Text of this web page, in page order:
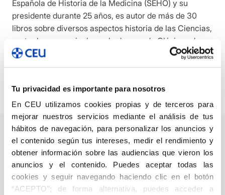
Tu privacidad es importante para nosotros
En CEU utilizamos cookies propias y de terceros para
mejorar nuestros servicios mediante el análisis de tus
hábitos de navegación, para personalizar los anuncios y
el contenido según tus intereses, medir el rendimiento y
obtener información sobre las audiencias que vieron los
anuncios y el contenido. Puedes aceptar todas las
cookies y seguir navegando haciendo clic en el botón
“ACEPTO”; de forma alternativa, puedes acceder a
Española de Historia de la Medicina (SEHO) y su
presidente durante 25 años, es autor de más de 30
libros sobre diversos aspectos historia de las Ciencias,
en-tre los que se incluyen la decena de Clásicos de
Historia de la Odontología que ha editado. Es socio de
honor de la Société Française d’Histoire de l’Art
dell’Odontostomatologia (SISOS).
Historia de la
Odontología
española